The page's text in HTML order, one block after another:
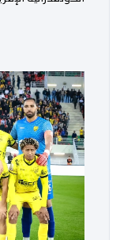
ووسط القارة.
مواجهة المتأهل
واريورز